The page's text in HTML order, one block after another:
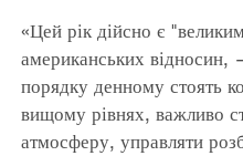
«Цей рік дійсно є
американських
порядку денному стоять
вищому рівнях, важливо
атмосферу, управляти